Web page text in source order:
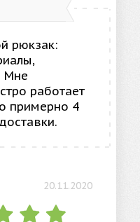
рюкзак:
Мне
работает
примерно 4
20.11.2020